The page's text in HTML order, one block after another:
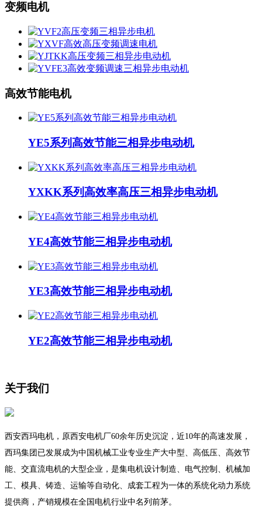
变频电机
高效节能电机
YE5系列高效节能三相异步电动机
YXKK系列高效率高压三相异步电动机
YE4高效节能三相异步电动机
YE3高效节能三相异步电动机
YE2高效节能三相异步电动机
关于我们
西安西玛电机，原西安电机厂60余年历史沉淀，近10年的高速发展，
西玛集团已发展成为中国机械工业专业生产大中型、高低压、高效节
能、交直流电机的大型企业，是集电机设计制造、电气控制、机械加
工、模具、铸造、运输等自动化、成套工程为一体的系统化动力系统
提供商，产销规模在全国电机行业中名列前茅。